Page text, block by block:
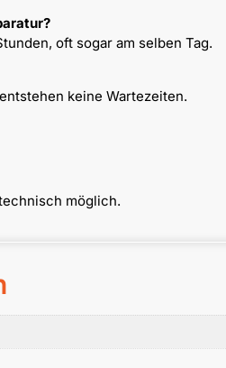
oft sogar am selben Tag.
keine Wartezeiten.
möglich.